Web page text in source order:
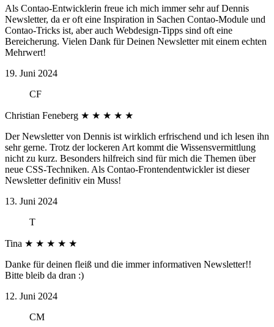
Als Contao-Entwicklerin freue ich mich immer sehr auf Dennis
Newsletter, da er oft eine Inspiration in Sachen Contao-Module und
Contao-Tricks ist, aber auch Webdesign-Tipps sind oft eine
Bereicherung. Vielen Dank für Deinen Newsletter mit einem echten
Mehrwert!
19. Juni 2024
CF
Christian Feneberg ★ ★ ★ ★ ★
Der Newsletter von Dennis ist wirklich erfrischend und ich lesen ihn
sehr gerne. Trotz der lockeren Art kommt die Wissensvermittlung
nicht zu kurz. Besonders hilfreich sind für mich die Themen über
neue CSS-Techniken. Als Contao-Frontendentwickler ist dieser
Newsletter definitiv ein Muss!
13. Juni 2024
T
Tina ★ ★ ★ ★ ★
Danke für deinen fleiß und die immer informativen Newsletter!!
Bitte bleib da dran :)
12. Juni 2024
CM